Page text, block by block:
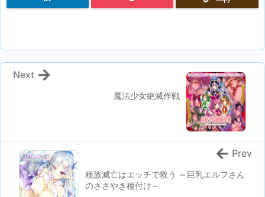
魔法少女絶滅作戦
Next
種族滅亡はエッチで救う ～巨乳エルフさん
のささやき種付け～
Prev